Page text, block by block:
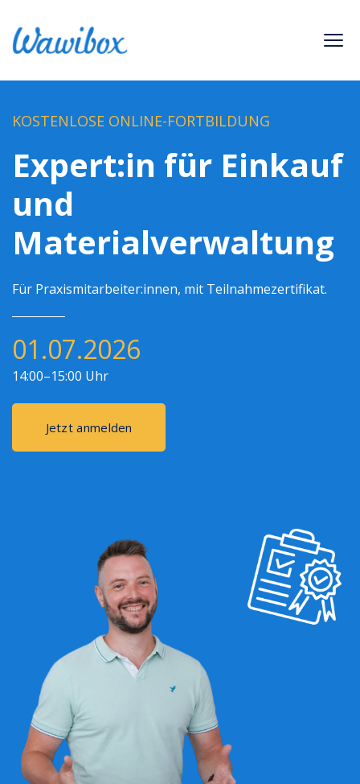
KOSTENLOSE ONLINE-FORTBILDUNG
Expert:in für Einkauf
und
Materialverwaltung
Für Praxismitarbeiter:innen, mit Teilnahmezertifikat.
01.07.2026
14:00–15:00 Uhr
Jetzt anmelden